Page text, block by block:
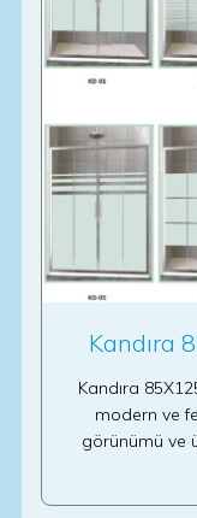
Kandıra
Kandıra
modern ve
görünümü ve